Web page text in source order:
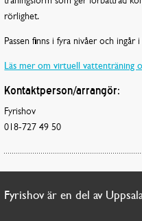
rörlighet.
Passen finns i fyra nivåer och
Läs mer om virtuell vattenträning
Kontaktperson/arrangör:
Fyrishov
018-727 49 50
Fyrishov är en del av